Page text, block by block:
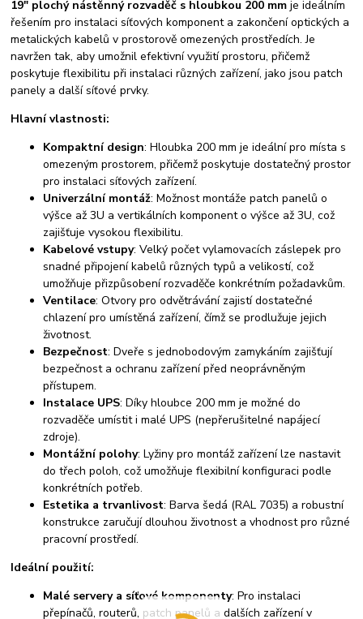
19″ plochý nástěnný rozvaděč s hloubkou 200 mm je ideálním
řešením pro instalaci síťových komponent a zakončení optických a
metalických kabelů v prostorově omezených prostředích. Je
navržen tak, aby umožnil efektivní využití prostoru, přičemž
poskytuje flexibilitu při instalaci různých zařízení, jako jsou patch
panely a další síťové prvky.
Hlavní vlastnosti:
Kompaktní design: Hloubka 200 mm je ideální pro místa s
omezeným prostorem, přičemž poskytuje dostatečný prostor
pro instalaci síťových zařízení.
Univerzální montáž: Možnost montáže patch panelů o
výšce až 3U a vertikálních komponent o výšce až 3U, což
zajišťuje vysokou flexibilitu.
Kabelové vstupy: Velký počet vylamovacích záslepek pro
snadné připojení kabelů různých typů a velikostí, což
umožňuje přizpůsobení rozvaděče konkrétním požadavkům.
Ventilace: Otvory pro odvětrávání zajistí dostatečné
chlazení pro umístěná zařízení, čímž se prodlužuje jejich
životnost.
Bezpečnost: Dveře s jednobodovým zamykáním zajišťují
bezpečnost a ochranu zařízení před neoprávněným
přístupem.
Instalace UPS: Díky hloubce 200 mm je možné do
rozvaděče umístit i malé UPS (nepřerušitelné napájecí
zdroje).
Montážní polohy: Lyžiny pro montáž zařízení lze nastavit
do třech poloh, což umožňuje flexibilní konfiguraci podle
konkrétních potřeb.
Estetika a trvanlivost: Barva šedá (RAL 7035) a robustní
konstrukce zaručují dlouhou životnost a vhodnost pro různé
pracovní prostředí.
Ideální použití:
Malé servery a síťové komponenty: Pro instalaci
přepínačů, routerů, patch panelů a dalších zařízení v